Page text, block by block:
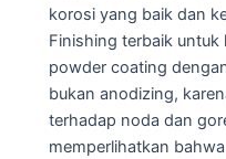
korosi yang baik dan
Finishing terbaik untuk
powder coating
bukan anodizing,
terhadap noda dan
memperlihatkan